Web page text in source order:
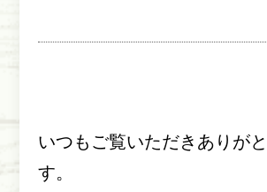
いつもご覧いただきありが
す。